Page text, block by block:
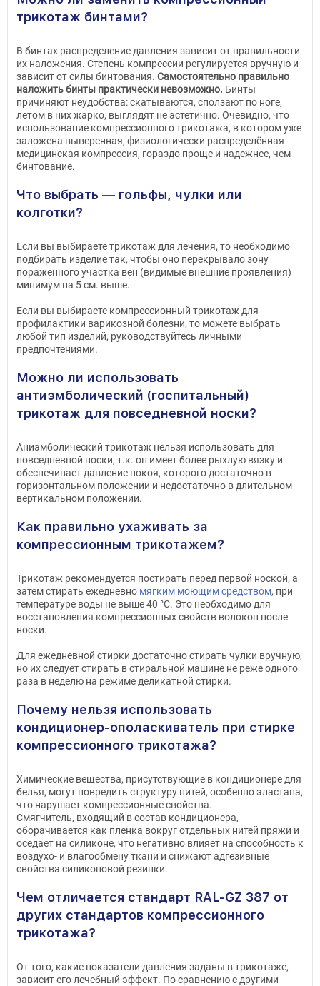
трикотаж бинтами?
В бинтах распределение давления зависит от правильности
их наложения. Степень компрессии регулируется вручную и
зависит от силы бинтования. Самостоятельно правильно
наложить бинты практически невозможно. Бинты
причиняют неудобства: скатываются, сползают по ноге,
летом в них жарко, выглядят не эстетично. Очевидно, что
использование компрессионного трикотажа, в котором уже
заложена выверенная, физиологически распределённая
медицинская компрессия, гораздо проще и надежнее, чем
бинтование.
Что выбрать — гольфы, чулки или
колготки?
Если вы выбираете трикотаж для лечения, то необходимо
подбирать изделие так, чтобы оно перекрывало зону
пораженного участка вен (видимые внешние проявления)
минимум на 5 см. выше.
Если вы выбираете компрессионный трикотаж для
профилактики варикозной болезни, то можете выбрать
любой тип изделий, руководствуйтесь личными
предпочтениями.
Можно ли использовать
антиэмболический (госпитальный)
трикотаж для повседневной носки?
Аниэмболический трикотаж нельзя использовать для
повседневной носки, т.к. он имеет более рыхлую вязку и
обеспечивает давление покоя, которого достаточно в
горизонтальном положении и недостаточно в длительном
вертикальном положении.
Как правильно ухаживать за
компрессионным трикотажем?
Трикотаж рекомендуется постирать перед первой ноской, а
затем стирать ежедневно мягким моющим средством, при
температуре воды не выше 40 °С. Это необходимо для
восстановления компрессионных свойств волокон после
носки.
Для ежедневной стирки достаточно стирать чулки вручную,
но их следует стирать в стиральной машине не реже одного
раза в неделю на режиме деликатной стирки.
Почему нельзя использовать
кондиционер-ополаскиватель при стирке
компрессионного трикотажа?
Химические вещества, присутствующие в кондиционере для
белья, могут повредить структуру нитей, особенно эластана,
что нарушает компрессионные свойства.
Смягчитель, входящий в состав кондиционера,
оборачивается как пленка вокруг отдельных нитей пряжи и
оседает на силиконе, что негативно влияет на способность к
воздухо- и влагообмену ткани и снижают адгезивные
свойства силиконовой резинки.
Чем отличается стандарт RAL-GZ 387 от
других стандартов компрессионного
трикотажа?
От того, какие показатели давления заданы в трикотаже,
зависит его лечебный эффект. По сравнению с другими